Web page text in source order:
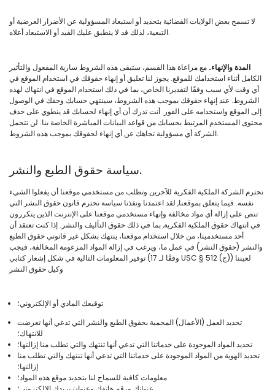
لا تسمح بعض الولايات القضائية بتحديد أو استبعاد المسؤولية عن الأضرار العرضية أو
التبعية، لذلك قد لا ينطبق عليك القيد أو الاستبعاد أعلاه.
المدة والإنهاء. مع مراعاة هذا القسم، ستبقى هذه الشروط سارية المفعول والتأثير
الكامل أثناء استخدامك للموقع. يجوز لنا تعليق أو إنهاء حقوقك في استخدام الموقع في
أي وقت لأي سبب وفقًا لتقديرنا الخاص، بما في ذلك استخدام الموقع في انتهاك لهذه
الشروط. عند إنهاء حقوقك بموجب هذه الشروط، سينتهي حسابك وحقك في الوصول
إلى الموقع واستخدامه على الفور. أنت تدرك أن أي إنهاء لحسابك قد ينطوي على حذف
محتوى المستخدم المرتبط بحسابك من قواعد البيانات المباشرة الخاصة بنا. لن تتحمل
الشركة أي مسؤولية تجاهك عن أي إنهاء لحقوقك بموجب هذه الشروط.
سياسة حقوق الطبع والنشر.
تحترم الشركة الملكية الفكرية للآخرين وتطلب من مستخدمي موقعنا أن يفعلوا الشيء
نفسه. فيما يتعلق بموقعنا, لقد اعتمدنا ونفذنا سياسة تحترم قانون حقوق النشر التي
تنص على إزالة أي مواد مخالفة وإنهاء مستخدمي موقعنا على الإنترنت الذين يتكررون
في انتهاك حقوق الملكية الفكرية, بما في ذلك حقوق التأليف والنشر. إذا كنت تعتقد أن
أحد مستخدمينا، من خلال استخدام موقعنا، ينتهك بشكل غير قانوني حقوق الطبع
والنشر (حقوق النشر) في عمل ما، ويرغب في إزالة المواد المزعومة المخالفة، فيجب
توفير المعلومات التالية في شكل إشعار كتابي (وفقًا لـ 17 USC § 512 (ج)) لعيننا
وكيل حقوق النشر
توقيعك المادي أو الإلكتروني؛
تحديد العمل (الأعمال) المحمية بحقوق الطبع والنشر التي تدعي أنها تعرضت
للانتهاك؛
تحديد المواد الموجودة على خدماتنا التي تدعي أنها تنتهك والتي تطلب منا إزالتها؛
تحديد الهوية من المواد الموجودة على خدماتنا التي تدعي أنها تنتهك والتي تطلب منا
إزالتها؛
معلومات كافية للسماح لنا بتحديد موقع هذه المواد؛